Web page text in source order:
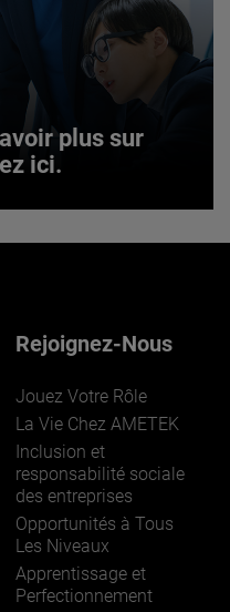
plus sur
ici.
Rejoignez-Nous
Jouez Votre Rôle
La Vie Chez AMETEK
Inclusion et
responsabilité sociale
des entreprises
Opportunités à Tous
Les Niveaux
Apprentissage et
Perfectionnement